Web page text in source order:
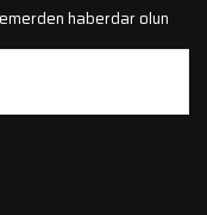
haberdar olun